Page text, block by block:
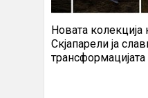
Новата
Скјапарели ја
трансформацијата